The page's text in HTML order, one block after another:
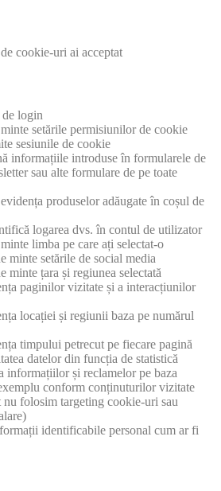
cookie-uri ai acceptat
login
setările permisiunilor de cookie
sesiunile de cookie
informațiile introduse în formularele de
sau alte formulare de pe toate
produselor adăugate în coșul de
logarea dvs. în contul de utilizator
limba pe care ați selectat-o
minte setările de social media
minte țara și regiunea selectată
paginilor vizitate și a interacțiunilor
locației și regiunii baza pe numărul
timpului petrecut pe fiecare pagină
datelor din funcția de statistică
informațiilor și reclamelor pe baza
conform conținuturilor vizitate
nu folosim targeting cookie-uri sau
identificabile personal cum ar fi